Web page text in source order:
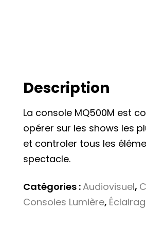
Description
La console MQ500M est
opérer sur les shows les
et controler tous les
spectacle.
Catégories :Audiovisuel,
Consoles Lumière,